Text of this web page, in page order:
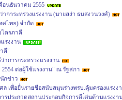
อนธันวาคม 2555
การะทรวงแรงงาน (นายสง่า ธนสงวนวงศ์)
ศไทย) จำกัด
ไตรภาคี
รงงาน
คี"
าการกระทรวงแรงงาน
ต่อผู้ใช้แรงงาน" ณ รัฐสภา
กข่าว
เพื่อยื่นรายชื่อสนับสนุนร่างพรบ.คุ้มครองแรงง
ประกวดสถานประกอบกิจการดีเ่ด่นด้านแรงงา